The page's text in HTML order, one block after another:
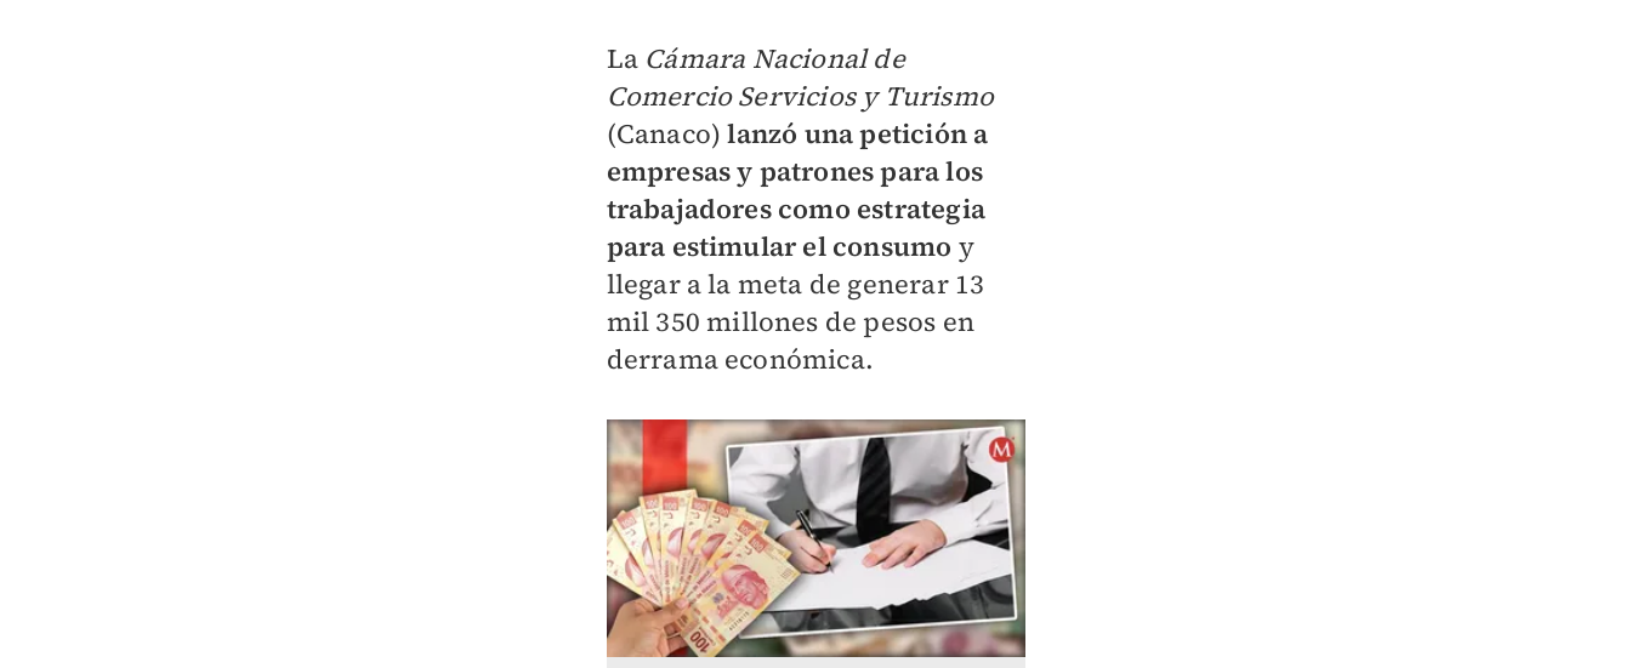
La Cámara Nacional de
Comercio Servicios y Turismo
(Canaco)lanzó una petición a
empresas y patrones para los
trabajadores como estrategia
para estimular el consumo y
llegar a la meta de generar 13
mil 350 millones de pesos en
derrama económica.